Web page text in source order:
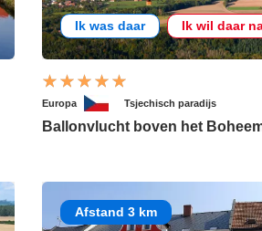
Ik was daar Ik wil daar
Europa Tsjechisch paradijs
Ballonvlucht boven het
Afstand 3 km